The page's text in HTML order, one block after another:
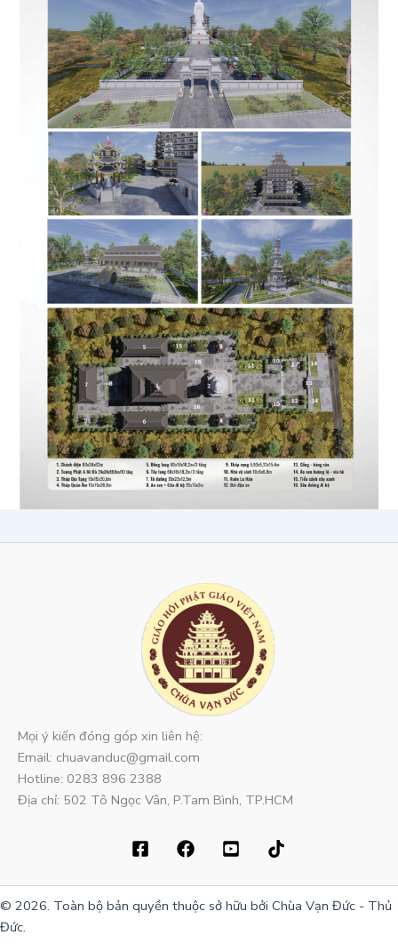
Mọi ý kiến đóng góp xin liên hệ:
Email: chuavanduc@gmail.com
Hotline: 0283 896 2388
Địa chỉ: 502 Tô Ngọc Vân, P.Tam Bình, TP.HCM
© 2026. Toàn bộ bản quyền thuộc sở hữu bởi Chùa Vạn Đức - Thủ
Đức.